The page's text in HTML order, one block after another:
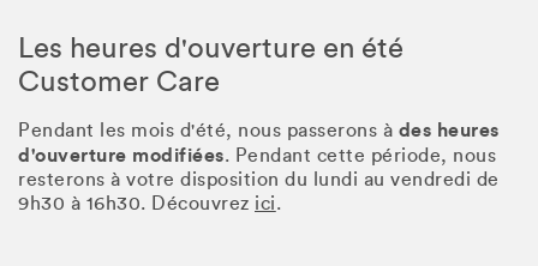
Les heures d'ouverture en été
Customer Care
Pendant les mois d'été, nous passerons à des heures
d'ouverture modifiées. Pendant cette période, nous
resterons à votre disposition du lundi au vendredi de
9h30 à 16h30. Découvrez ici.